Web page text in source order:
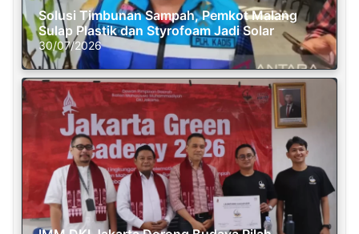
Solusi Timbunan Sampah, Pemkot Malang
Sulap Plastik dan Styrofoam Jadi Solar
30/07/2026